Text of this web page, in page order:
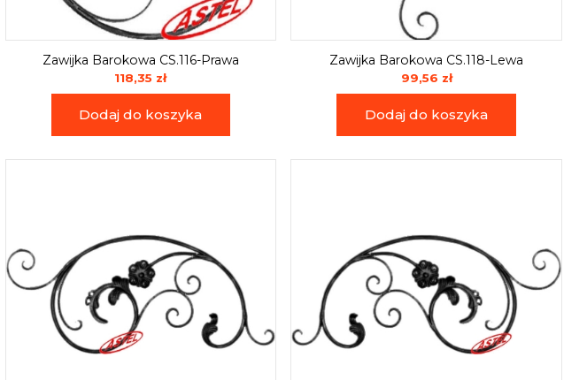
Zawijka Barokowa CS.116-Prawa
118,35 zł
Dodaj do koszyka
Zawijka Barokowa CS.118-Lewa
99,56 zł
Dodaj do koszyka